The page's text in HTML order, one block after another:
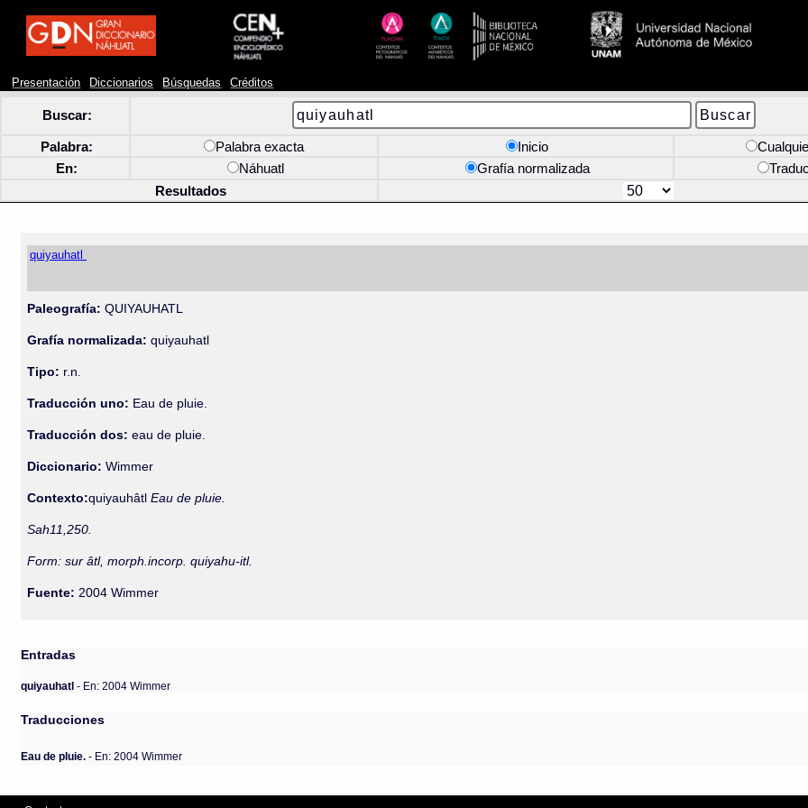
Presentación Diccionarios Búsquedas Créditos
Buscar:
Palabra: Palabra exacta Inicio
En:
Náhuatl Grafía normalizada
Resultados
quiyauhatl
Paleografía: QUIYAUHATL
Grafía normalizada: quiyauhatl
Tipo: r.n.
Traducción uno: Eau de pluie.
Traducción dos: eau de pluie.
Diccionario:Wimmer
Contexto:quiyauhâtlEau de pluie.
Sah11,250.
Form: sur âtl, morph.incorp. quiyahu-itl.
Fuente: 2004 Wimmer
Entradas
quiyauhatl- En: 2004 Wimmer
Traducciones
Eau de pluie. - En: 2004 Wimmer